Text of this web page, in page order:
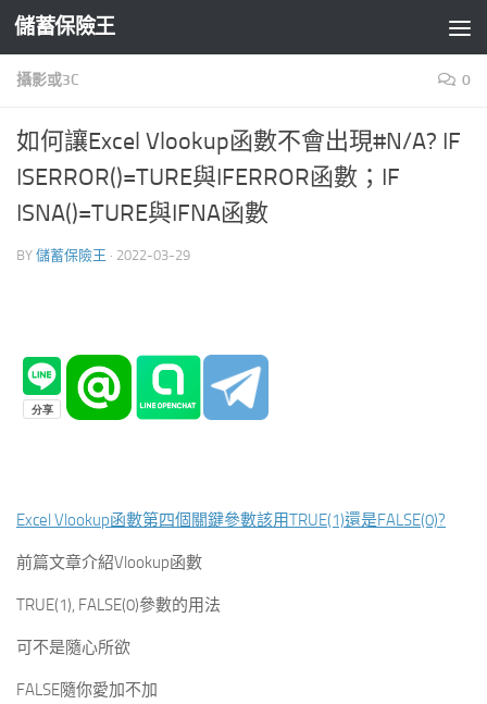
Skip to content
儲蓄保險王
攝影或3C 0
如何讓Excel Vlookup函數不會出現#N/A? IF
ISERROR()=TURE與IFERROR函數；IF
ISNA()=TURE與IFNA函數
BY 儲蓄保險王 · 2022-03-29
Excel Vlookup函數第四個關鍵參數該用TRUE(1)還是FALSE(0)?
前篇文章介紹Vlookup函數
TRUE(1), FALSE(0)參數的用法
可不是隨心所欲
FALSE隨你愛加不加